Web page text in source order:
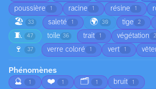
poussière 1 racine 1 résine 1
🏖️ 33 saleté 1 🌍 30 tige 2
🧵 47 toile 36 trait 1 végétation 2
🍷 37 verre coloré 1 vert 1
Phénomènes
🔮
1 ❤️ 1 🗂️ 1 bruit 1